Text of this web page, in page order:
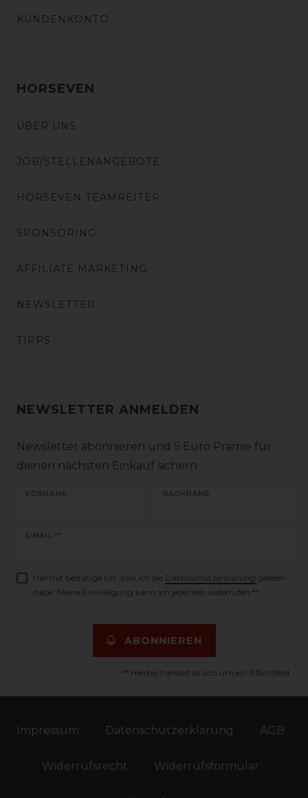
KUNDENKONTO
HORSEVEN
ÜBER UNS
JOB/STELLENANGEBOTE
HORSEVEN TEAMREITER
SPONSORING
AFFILIATE MARKETING
NEWSLETTER
TIPPS
NEWSLETTER ANMELDEN
Newsletter abonnieren und 5 Euro Prämie für
deinen nächsten Einkauf sichern
VORNAME NACHNAME
E-MAIL **
Newsletter
Hiermit bestätige ich, dass ich die Daten­schutz­erklärung gelesen
habe. Meine Einwilligung kann ich jederzeit widerrufen.**
ABONNIEREN
** Hierbei handelt es sich um ein Pflichtfeld.
Impressum Daten­schutz­erklärung AGB
Widerrufs­recht Widerrufs­formular